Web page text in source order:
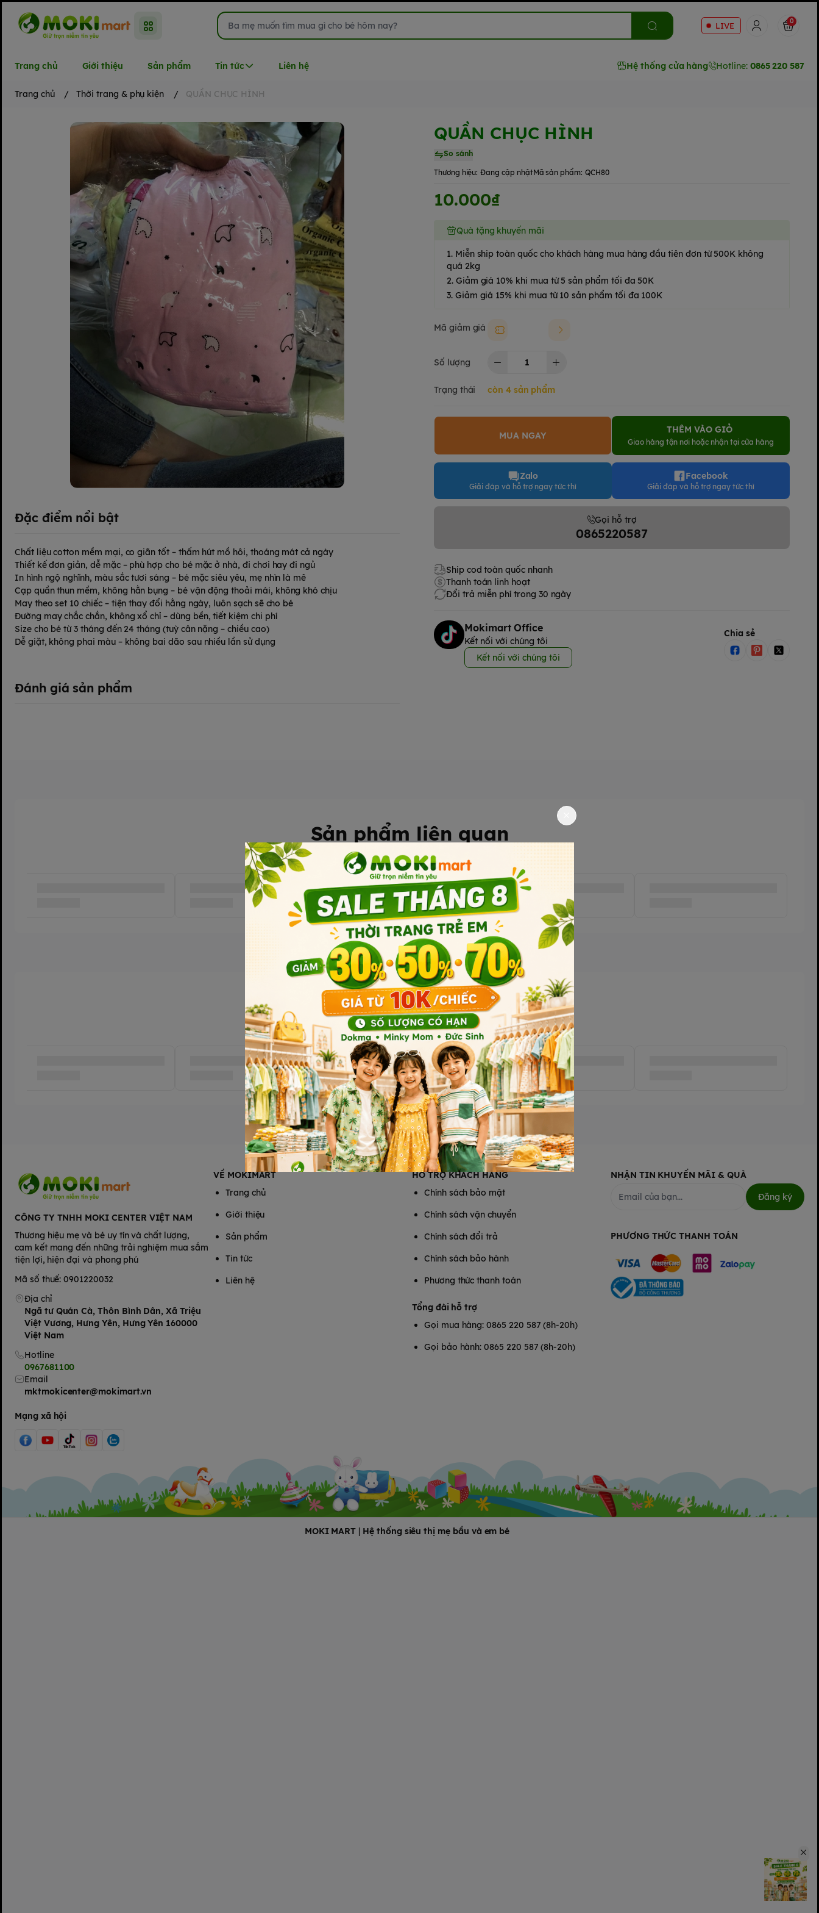
LIVE 0
Trang chủ Giới thiệu Sản phẩm Tin tức Liên hệ Hệ thống cửa hàng Hotline: 0865 220 587
Trang chủ / Thời trang & phụ kiện / QUẦN CHỤC HÌNH
QUẦN CHỤC HÌNH
So sánh
Thương hiệu: Đang cập nhậtMã sản phẩm: QCH80
10.000₫
Quà tặng khuyến mãi
1. Miễn ship toàn quốc cho khách hàng mua hàng đầu tiên đơn từ 500K không
quá 2kg
2. Giảm giá 10% khi mua từ 5 sản phẩm tối đa 50K
3. Giảm giá 15% khi mua từ 10 sản phẩm tối đa 100K
Mã giảm giá Moki50k
Số lượng
Trạng thái còn 4 sản phẩm
MUA NGAY
THÊM VÀO GIỎ
Giao hàng tận nơi hoặc nhận tại cửa hàng
Zalo
Giải đáp và hỗ trợ ngay tức thì
Facebook
Giải đáp và hỗ trợ ngay tức thì
Gọi hỗ trợ
0865220587
Ship cod toàn quốc nhanh
Thanh toán linh hoạt
Đổi trả miễn phí trong 30 ngày
Mokimart Office
Kết nối với chúng tôi
Kết nối với chúng tôi
Chia sẻ
Đặc điểm nổi bật
Chất liệu cotton mềm mại, co giãn tốt – thấm hút mồ hôi, thoáng mát cả ngày
Thiết kế đơn giản, dễ mặc – phù hợp cho bé mặc ở nhà, đi chơi hay đi ngủ
In hình ngộ nghĩnh, màu sắc tươi sáng – bé mặc siêu yêu, mẹ nhìn là mê
Cạp quần thun mềm, không hằn bụng – bé vận động thoải mái, không khó chịu
May theo set 10 chiếc – tiện thay đổi hằng ngày, luôn sạch sẽ cho bé
Đường may chắc chắn, không xổ chỉ – dùng bền, tiết kiệm chi phí
Size cho bé từ 3 tháng đến 24 tháng (tuỳ cân nặng – chiều cao)
Dễ giặt, không phai màu – không bai dão sau nhiều lần sử dụng
Đánh giá sản phẩm
Sản phẩm liên quan
Sản phẩm cùng phân khúc
CÔNG TY TNHH MOKI CENTER VIỆT NAM
Thương hiệu mẹ và bé uy tín và chất lượng,
cam kết mang đến những trải nghiệm mua sắm
tiện lợi, hiện đại và phong phú
Mã số thuế: 0901220032
Địa chỉ
Ngã tư Quán Cà, Thôn Bình Dân, Xã Triệu
Việt Vương, Hưng Yên, Hưng Yên 160000
Việt Nam
Hotline
0967681100
Email
mktmokicenter@mokimart.vn
Mạng xã hội
VỀ MOKIMART
Trang chủ
Giới thiệu
Sản phẩm
Tin tức
Liên hệ
HỖ TRỢ KHÁCH HÀNG
Chính sách bảo mật
Chính sách vận chuyển
Chính sách đổi trả
Chính sách bảo hành
Phương thức thanh toán
Tổng đài hỗ trợ
Gọi mua hàng: 0865 220 587 (8h-20h)
Gọi bảo hành: 0865 220 587 (8h-20h)
NHẬN TIN KHUYẾN MÃI & QUÀ
Đăng ký
PHƯƠNG THỨC THANH TOÁN
MOKI MART | Hệ thống siêu thị mẹ bầu và em bé